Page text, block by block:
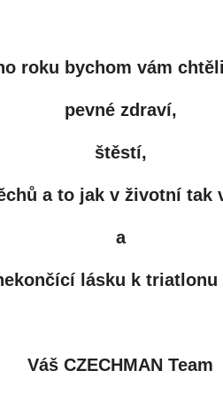
roku bychom vám
pevné zdraví,
štěstí,
a to jak v životní tak
a
lásku k triatlonu
Váš CZECHMAN Team